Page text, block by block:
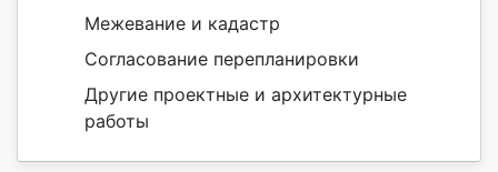
Межевание и кадастр
Согласование перепланировки
Другие проектные и архитектурные
работы